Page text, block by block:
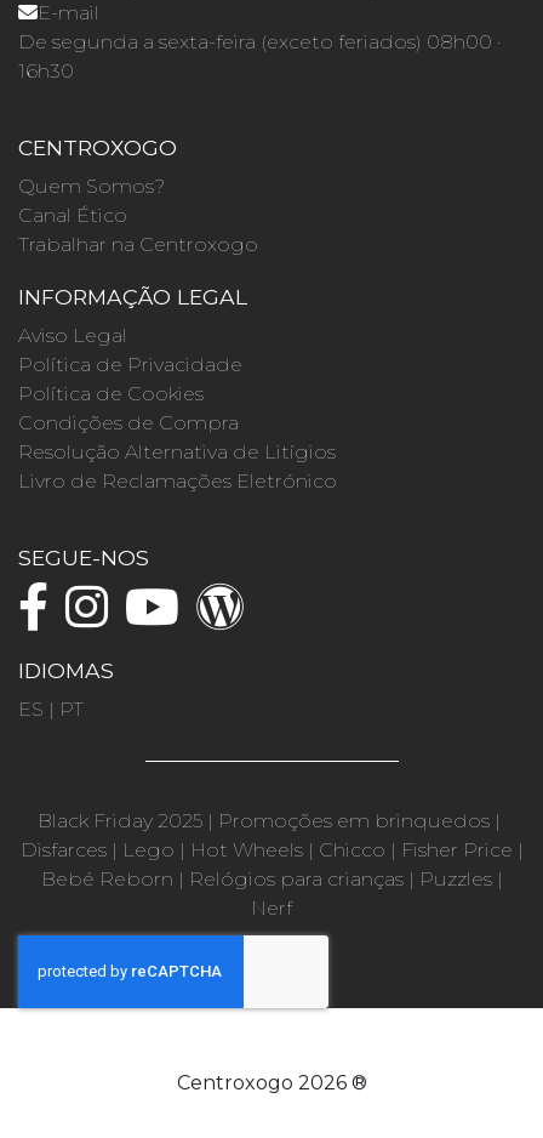
E-mail
De segunda a sexta-feira (exceto feriados) 08h00 ·
16h30
CENTROXOGO
Quem Somos?
Canal Ético
Trabalhar na Centroxogo
INFORMAÇÃO LEGAL
Aviso Legal
Política de Privacidade
Política de Cookies
Condições de Compra
Resolução Alternativa de Litígios
Livro de Reclamações Eletrónico
SEGUE-NOS
IDIOMAS
ES | PT
Black Friday 2025 | Promoções em brinquedos |
Disfarces| Lego | Hot Wheels| Chicco | Fisher Price |
Bebé Reborn | Relógios para crianças| Puzzles|
Nerf
Centroxogo 2026 ®